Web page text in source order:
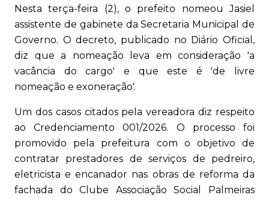
Nesta terça-feira (2), o prefeito nomeou Jasiel
assistente de gabinete da Secretaria Municipal de
Governo. O decreto, publicado no Diário Oficial,
diz que a nomeação leva em consideração 'a
vacância do cargo' e que este é 'de livre
nomeação e exoneração'.
Um dos casos citados pela vereadora diz respeito
ao Credenciamento 001/2026. O processo foi
promovido pela prefeitura com o objetivo de
contratar prestadores de serviços de pedreiro,
eletricista e encanador nas obras de reforma da
fachada do Clube Associação Social Palmeiras